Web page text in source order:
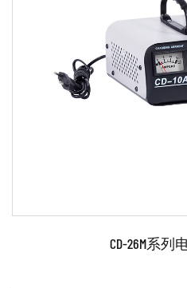
参
●采用先进的微电脑控制
12/24V铅酸电池充电。 ●
功能。 ●反极性保护/指示
CD-26M系列